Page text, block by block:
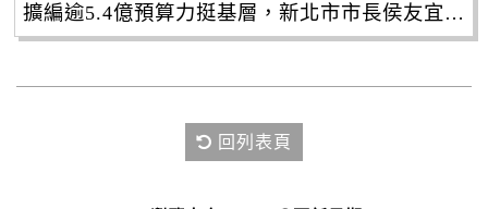
擴編逾5.4億預算力挺基層，新北市市長侯友宜宣布調增里基等六項經費。
回列表頁